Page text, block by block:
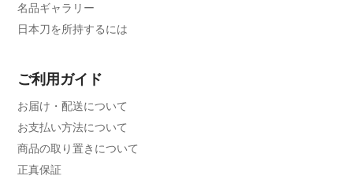
名品ギャラリー
日本刀を所持するには
ご利用ガイド
お届け・配送について
お支払い方法について
商品の取り置きについて
正真保証